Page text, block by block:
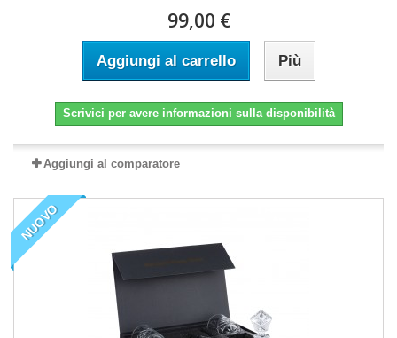
99,00 €
Aggiungi al carrello Più
Scrivici per avere informazioni sulla disponibilità
Aggiungi al comparatore
NUOVO